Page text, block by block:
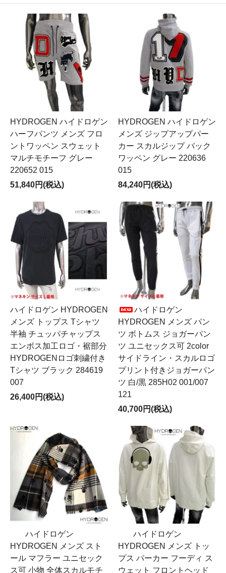
HYDROGEN ハイドロゲン
ハーフパンツ メンズ フロ
ントワッペン スウェット
マルチモチーフ グレー
220652 015
51,840円(税込)
HYDROGEN ハイドロゲン
メンズ ジップアップパー
カー スカルジップ バック
ワッペン グレー 220636
015
84,240円(税込)
ハイドロゲン HYDROGEN
メンズ トップス Tシャツ
半袖 チュッパチャップス
エンボス加工ロゴ・裾部分
HYDROGENロゴ刺繍付き
Tシャツ ブラック 284619
007
26,400円(税込)
ハイドロゲン
HYDROGEN メンズ パン
ツ ボトムス ジョガーパン
ツ ユニセックス可 2color
サイドライン・スカルロゴ
プリント付きジョガーパン
ツ 白/黒 285H02 001/007
121
40,700円(税込)
ハイドロゲン
HYDROGEN メンズ スト
ール マフラー ユニセック
ス可 小物 全体スカルモチ
ハイドロゲン
HYDROGEN メンズ トッ
プス パーカー フーディ ス
ウェット フロントヘッド